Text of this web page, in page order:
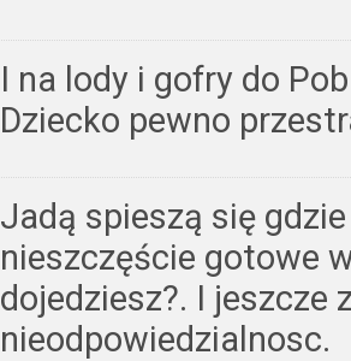
I na lody i gofry do
Dziecko pewno
Jadą spieszą się
nieszczęście gotowe
dojedziesz?. I jeszcze
nieodpowiedzialnosc.